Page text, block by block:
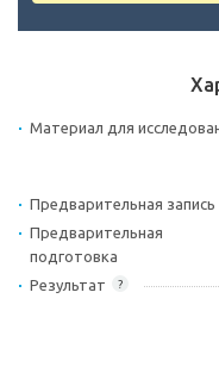
Материал для
Предварительная запись
Предварительная
подготовка
?
Результат